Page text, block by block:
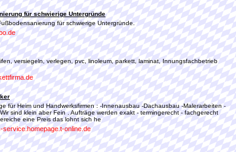
für schwierige Untergründe
für schwierige Untergründe.
versiegeln, verlegen, pvc, linoleum, parkett, laminat, Innungsfachbetrieb
für Heim und Handwerksfirmen : -Innenausbau -Dachausbau -Malerarbeiten -
sind klein aber Fein . Aufträge werden exakt - termingerecht - fachgerecht
eine Preis das lohnt sich he
service.homepage.t-online.de